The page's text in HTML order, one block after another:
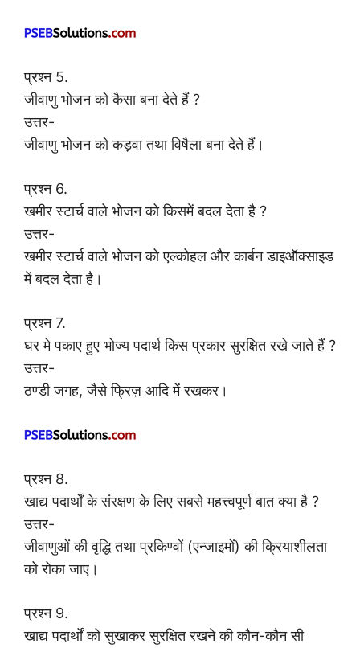
प्रश्न 5.
जीवाणु भोजन को कैसा बना देते हैं ?
उत्तर-
जीवाणु भोजन को कड़वा तथा विषैला बना देते हैं।
प्रश्न 6.
खमीर स्टार्च वाले भोजन को किसमें बदल देता है ?
उत्तर-
खमीर स्टार्च वाले भोजन को एल्कोहल और कार्बन डाइऑक्साइड
में बदल देता है।
प्रश्न 7.
घर मे पकाए हुए भोज्य पदार्थ किस प्रकार सुरक्षित रखे जाते हैं ?
उत्तर-
ठण्डी जगह, जैसे फ्रिज़ आदि में रखकर।
प्रश्न 8.
खाद्य पदार्थों के संरक्षण के लिए सबसे महत्त्वपूर्ण बात क्या है ?
उत्तर-
जीवाणुओं की वृद्धि तथा प्रकिण्वों (एन्जाइमों) की क्रियाशीलता
को रोका जाए।
प्रश्न 9.
खाद्य पदार्थों को सुखाकर सुरक्षित रखने की कौन-कौन सी